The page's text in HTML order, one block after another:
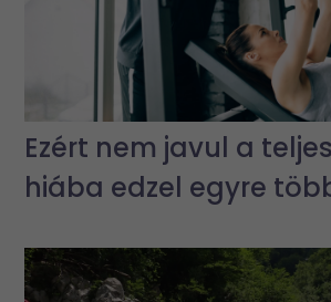
Ezért nem javul a
hiába edzel egyre